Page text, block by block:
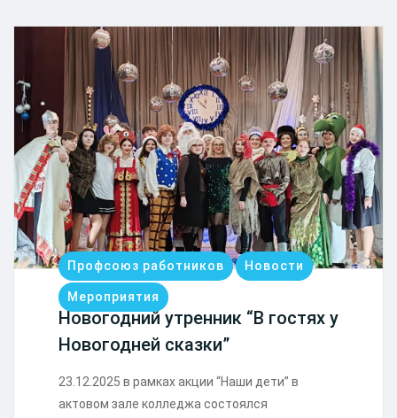
Профсоюз работников Новости
Мероприятия
Новогодний утренник “В гостях у
Новогодней сказки”
23.12.2025 в рамках акции “Наши дети” в
актовом зале колледжа состоялся